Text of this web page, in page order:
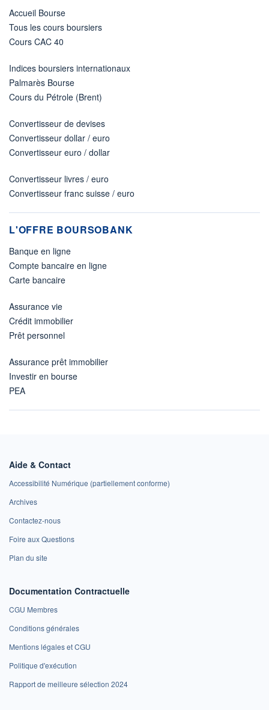
Accueil Bourse
Tous les cours boursiers
Cours CAC 40
Indices boursiers internationaux
Palmarès Bourse
Cours du Pétrole (Brent)
Convertisseur de devises
Convertisseur dollar / euro
Convertisseur euro / dollar
Convertisseur livres / euro
Convertisseur franc suisse / euro
L'OFFRE BOURSOBANK
Banque en ligne
Compte bancaire en ligne
Carte bancaire
Assurance vie
Crédit immobilier
Prêt personnel
Assurance prêt immobilier
Investir en bourse
PEA
Aide & Contact
Accessibilité Numérique (partiellement conforme)
Archives
Contactez-nous
Foire aux Questions
Plan du site
Documentation Contractuelle
CGU Membres
Conditions générales
Mentions légales et CGU
Politique d'exécution
Rapport de meilleure sélection 2024